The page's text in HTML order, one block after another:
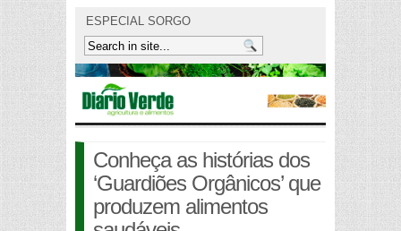
ESPECIAL SORGO
Conheça as histórias dos
‘Guardiões Orgânicos’ que
produzem alimentos